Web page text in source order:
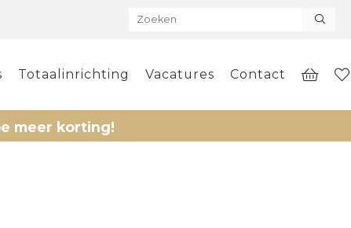
Totaalinrichting Vacatures Contact
korting!